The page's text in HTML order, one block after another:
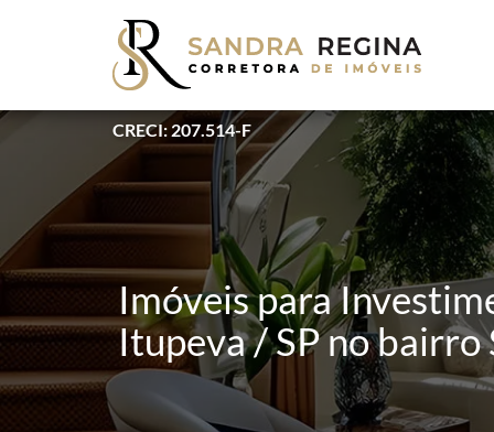
CRECI: 207.514-F
Imóveis para
Itupeva / SP no bairro